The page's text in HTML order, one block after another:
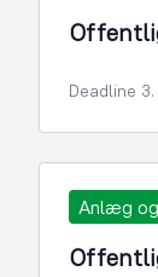
Deadline
Anlæg